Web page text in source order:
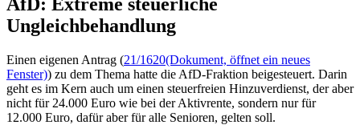
Ungleichbehandlung
Einen eigenen Antrag (21/1620(Dokument, öffnet ein neues
Fenster)) zu dem Thema hatte die AfD-Fraktion beigesteuert. Darin
geht es im Kern auch um einen steuerfreien Hinzuverdienst, der aber
nicht für 24.000 Euro wie bei der Aktivrente, sondern nur für
12.000 Euro, dafür aber für alle Senioren, gelten soll.